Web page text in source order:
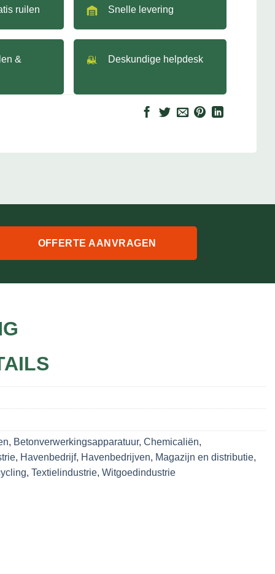
ruilen Snelle levering
&
Deskundige helpdesk
OFFERTE AANVRAGEN
, Betonverwerkingsapparatuur, Chemicaliën,
, Havenbedrijf, Havenbedrijven, Magazijn en distributie,
, Textielindustrie, Witgoedindustrie